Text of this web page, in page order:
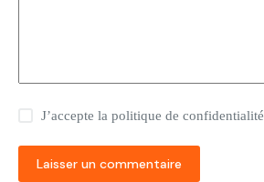
J’accepte lapolitique de confidentialité
Laisser un commentaire